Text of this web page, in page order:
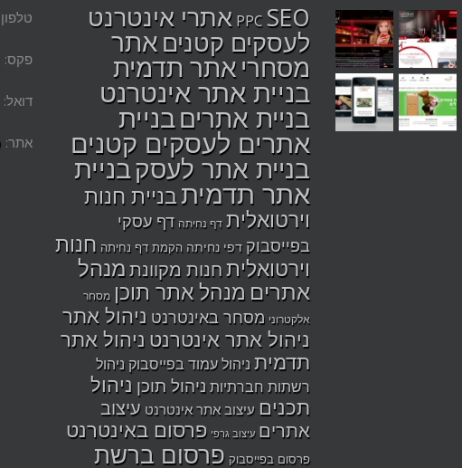
טלפון: 0502027700
פקס: 077-4447976
דואל:
אתר:
PPC SEO
אתרי אינטרנט
לעסקים קטנים אתר
מסחריאתר תדמית
בניית אתר אינטרנט
בניית אתריםבניית
אתרים לעסקים קטנים
בניית אתר לעסקבניית
אתר תדמית בניית חנות
וירטואלית דף נחיתה דף עסקי
בפייסבוק דפי נחיתה הקמת דף נחיתה חנות
וירטואליתחנות מקוונתמנהל
אתרים מנהל אתר תוכן מסחר
אלקטרוני מסחר באינטרנט ניהול אתר
ניהול אתר אינטרנט ניהול אתר
תדמיתניהול עמוד בפייסבוק ניהול
רשתות חברתיותניהול תוכן ניהול
תכנים עיצוב אתר אינטרנט עיצוב
אתרים עיצוב גרפי פרסום באינטרנט
פרסום בפייסבוק פרסום ברשת